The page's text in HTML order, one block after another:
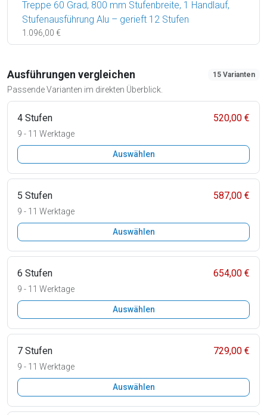
Treppe 60 Grad, 800 mm Stufenbreite, 1 Handlauf,
Stufenausführung Alu – gerieft 12 Stufen
1.096,00 €
Ausführungen vergleichen
Passende Varianten im direkten Überblick.
15 Varianten
4 Stufen 520,00 €
9 - 11 Werktage
Auswählen
5 Stufen 587,00 €
9 - 11 Werktage
Auswählen
6 Stufen 654,00 €
9 - 11 Werktage
Auswählen
7 Stufen 729,00 €
9 - 11 Werktage
Auswählen